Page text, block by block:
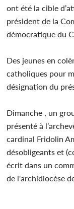
ont été la cible
président de la
démocratique du
Des jeunes en
catholiques pour
désignation du
Dimanche , un
présenté à
cardinal Fridolin
désobligeants et
écrit dans un
de l'archidiocèse